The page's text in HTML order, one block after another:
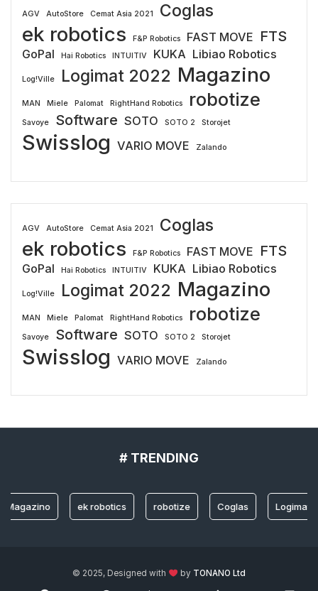
AGV AutoStore Cemat Asia 2021 Coglas
ek robotics F&P Robotics FAST MOVE FTS
GoPal Hai Robotics INTUITIV KUKA Libiao Robotics
Log!Ville Logimat 2022 Magazino
MAN Miele Palomat RightHand Robotics robotize
Savoye Software SOTO SOTO 2 Storojet
Swisslog VARIO MOVE Zalando
AGV AutoStore Cemat Asia 2021 Coglas
ek robotics F&P Robotics FAST MOVE FTS
GoPal Hai Robotics INTUITIV KUKA Libiao Robotics
Log!Ville Logimat 2022 Magazino
MAN Miele Palomat RightHand Robotics robotize
Savoye Software SOTO SOTO 2 Storojet
Swisslog VARIO MOVE Zalando
# TRENDING
ek robotics robotize Coglas Logimat 2022
© 2025, Designed with by TONANO Ltd